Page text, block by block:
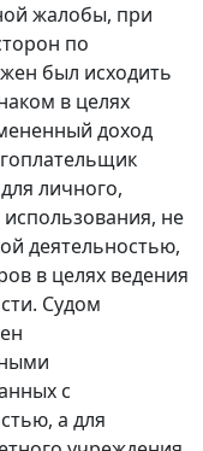
жалобы, при
по
был исходить
в целях
доход
личного,
не
деятельностью,
в целях ведения
Судом
с
а для